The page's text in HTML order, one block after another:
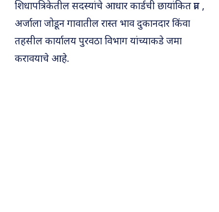
शिधापत्रिकेतील सदस्यांचे आधार कार्डची छायांकित प्रत ,
अर्जाला जोडून गावातील रास्त भाव दुकानदार किंवा
तहसील कार्यालय पुरवठा विभाग यांच्याकडे जमा
करावयाचे आहे.